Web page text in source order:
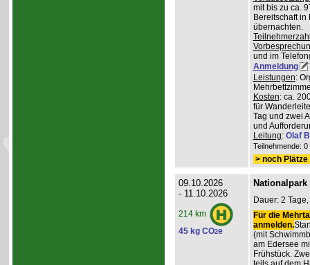
mit bis zu ca.
Bereitschaft
übernachten.
und im
Anmeldung
Leistungen:
Kosten: ca.
für
Tag und zwei
und
Leitung: Olaf
Teilnehmende:
> noch
09.10.2026
- 11.10.2026
214 km
45 kg CO2e
Dauer: 2
Für die
anmelden.
(mit
am Edersee
Frühstück.